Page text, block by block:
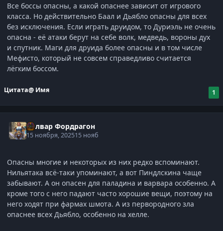
Все боссы опасны, а какой опаснее зависит от игрового
класса. Но действительно Баал и Дьябло опасны для всех
без исключения. Если играть друидом, то Дуриэль не очень
опасна - её атаки берут на себе волк, медведь, вороны дух
и спутник. Маги для друида более опасны и в том числе
Мефисто, который не совсем справедливо считается
лёгким боссом.
Цитата@ Имя 1
Болвар Фордрагон
15 ноября, 202515 нояб
Опасны многие и некоторых из них редко вспоминают.
Нильятака всё-таки упоминают, а вот Пиндлскина чаще
забывают. А он опасен для паладина и варвара особенно. А
кроме того с него падают часто хорошие вещи, поэтому на
него ходят при фармах шмота. А из первородного зла
опаснее всех Дьябло, особенно на хелле.